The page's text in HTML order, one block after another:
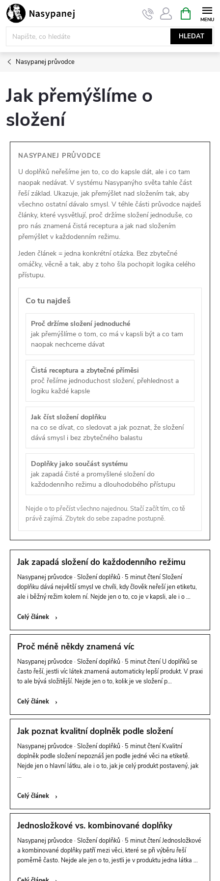
Přejít
na
obsah
HLEDAT
NÁKUPNÍ
KOŠÍK
Nasypanej průvodce
Jak přemýšlíme o
složení
NASYPANEJ PRŮVODCE
U doplňků neřešíme jen to, co do kapsle dát, ale i co tam
naopak nedávat. V systému Nasypanýho světa tahle část
řeší základ. Ukazuje, jak přemýšlet nad složením tak, aby
všechno ostatní dávalo smysl. V téhle části průvodce najdeš
články, které vysvětlují, proč držíme složení jednoduše, co
pro nás znamená čistá receptura a jak nad složením
přemýšlet v každodenním režimu.
Jeden článek = jedna konkrétní otázka. Bez zbytečné
omáčky, věcně a tak, aby z toho šla pochopit logika celého
přístupu.
Co tu najdeš
Proč držíme složení jednoduché
jak přemýšlíme o tom, co má v kapsli být a co tam
naopak nechceme dávat
Čistá receptura a zbytečné příměsi
proč řešíme jednoduchost složení, přehlednost a
logiku každé kapsle
Jak číst složení doplňku
na co se dívat, co sledovat a jak poznat, že složení
dává smysl i bez zbytečného balastu
Doplňky jako součást systému
jak zapadá čisté a promyšlené složení do
každodenního režimu a dlouhodobého přístupu
Nejde o to přečíst všechno najednou. Stačí začít tím, co tě
právě zajímá. Zbytek do sebe zapadne postupně.
V
i
l
ů
Jak zapadá složení do každodenního režimu
Nasypanej průvodce · Složení doplňků · 5 minut čtení Složení
doplňku dává největší smysl ve chvíli, kdy člověk neřeší jen etiketu,
ale i běžný režim kolem ní. Nejde jen o to, co je v kapsli, ale i o ...
Celý článek
Proč méně někdy znamená víc
Nasypanej průvodce · Složení doplňků · 5 minut čtení U doplňků se
často řeší, jestli víc látek znamená automaticky lepší produkt. V praxi
to ale bývá složitější. Nejde jen o to, kolik je ve složení p...
Celý článek
Jak poznat kvalitní doplněk podle složení
Nasypanej průvodce · Složení doplňků · 5 minut čtení Kvalitní
doplněk podle složení nepoznáš jen podle jedné věci na etiketě.
Nejde jen o hlavní látku, ale i o to, jak je celý produkt postavený, jak
...
Celý článek
Jednosložkové vs. kombinované doplňky
Nasypanej průvodce · Složení doplňků · 5 minut čtení Jednosložkové
a kombinované doplňky patří mezi věci, které se při výběru řeší
poměrně často. Nejde ale jen o to, jestli je v produktu jedna látka ...